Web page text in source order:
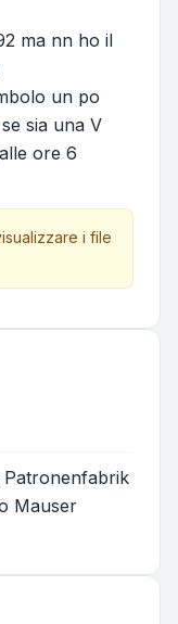
ma nn ho il
un po
sia una V
ore 6
i file
Patronenfabrik
Mauser